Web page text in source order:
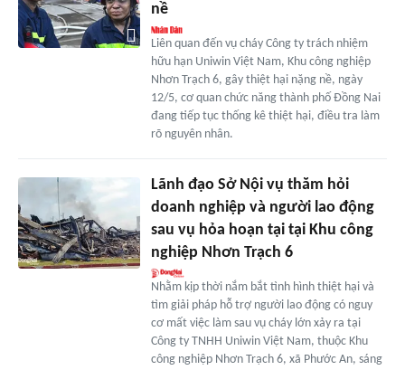
nề
Liên quan đến vụ cháy Công ty trách nhiệm
hữu hạn Uniwin Việt Nam, Khu công nghiệp
Nhơn Trạch 6, gây thiệt hại nặng nề, ngày
12/5, cơ quan chức năng thành phố Đồng Nai
đang tiếp tục thống kê thiệt hại, điều tra làm
rõ nguyên nhân.
Lãnh đạo Sở Nội vụ thăm hỏi
doanh nghiệp và người lao động
sau vụ hỏa hoạn tại tại Khu công
nghiệp Nhơn Trạch 6
Nhằm kịp thời nắm bắt tình hình thiệt hại và
tìm giải pháp hỗ trợ người lao động có nguy
cơ mất việc làm sau vụ cháy lớn xảy ra tại
Công ty TNHH Uniwin Việt Nam, thuộc Khu
công nghiệp Nhơn Trạch 6, xã Phước An, sáng